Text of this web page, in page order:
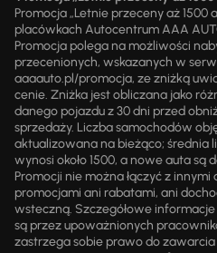
Promocja „Letnie przeceny aż
placówkach Autocentrum AAA
Promocja polega na możliwości
przecenionych, wskazanych w
aaaauto.pl/promocja, ze zniżką
cenie. Zniżka jest obliczana jako
danego pojazdu z 30 dni przed
sprzedaży. Liczba samochodów
aktualizowana na bieżąco; średnia
wynosi około 1500, a nowe auta są
Promocji nie można łączyć z
promocjami ani rabatami, ani
wsteczną. Szczegółowe
są przez upoważnionych
zastrzega sobie prawo do